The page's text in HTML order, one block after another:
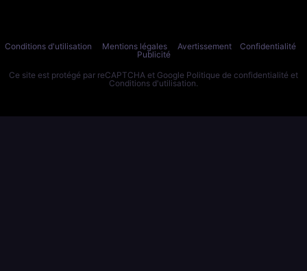
Conditions d'utilisation Mentions légales Avertissement
Confidentialité
Publicité
Ce site est protégé par reCAPTCHA et Google Politique de confidentialité et
Conditions d'utilisation.